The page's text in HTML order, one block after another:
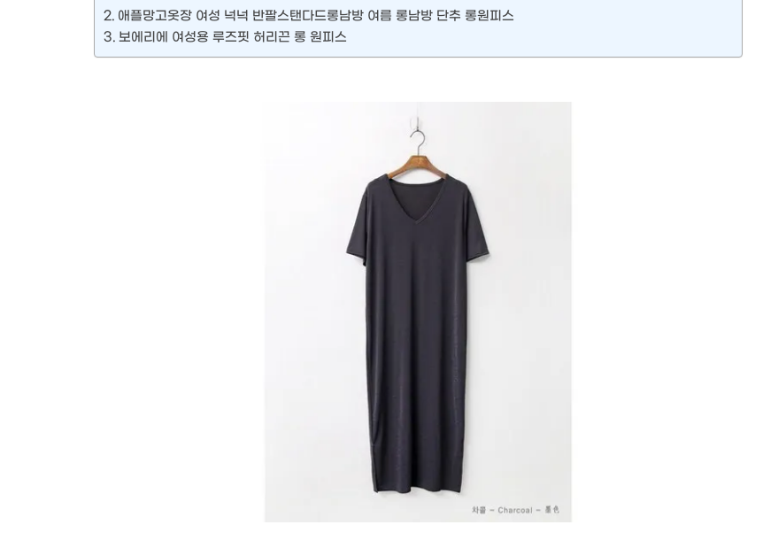
애플망고옷장 여성 넉넉 반팔스탠다드롱남방 여름 롱남방 단추 롱원피스
보에리에 여성용 루즈핏 허리끈 롱 원피스